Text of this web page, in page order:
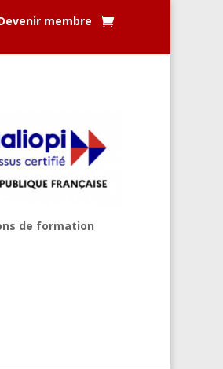
membre
de formation